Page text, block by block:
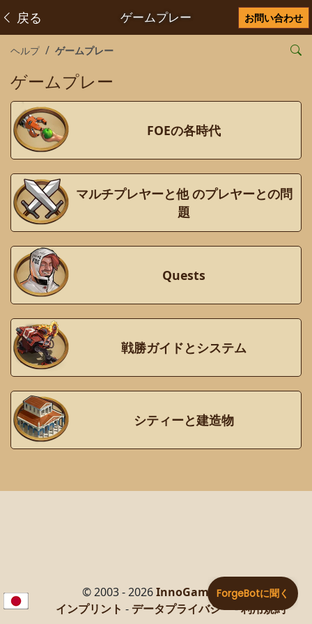
ゲームプレー
戻る お問い合わせ
ヘルプ ゲームプレー
ゲームプレー
FOEの各時代
マルチプレヤーと他 のプレヤーとの問
題
Quests
戦勝ガイドとシステム
シティーと建造物
© 2003 - 2026InnoGames GmbH
インプリント - データプライバシー-利用規約